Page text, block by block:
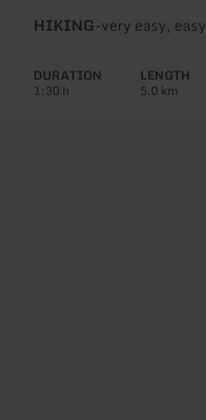
Type
tour:
HIKING-Difficulty:
very easy, easy
DURATION
1:30 h
LENGTH
5.0 km